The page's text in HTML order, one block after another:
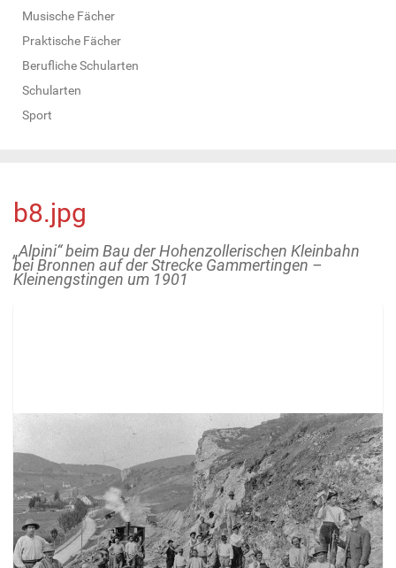
Musische Fächer
Praktische Fächer
Berufliche Schularten
Schularten
Sport
b8.jpg
„Alpini“ beim Bau der Hohenzollerischen Kleinbahn
bei Bronnen auf der Strecke Gammertingen –
Kleinengstingen um 1901